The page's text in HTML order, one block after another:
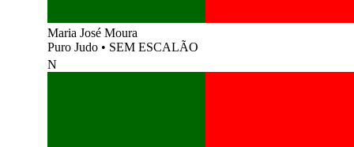
Maria José Moura
Puro Judo • SEM ESCALÃO
N